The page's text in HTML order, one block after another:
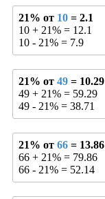
21% от 10 = 2.1
10 + 21% = 12.1
10 - 21% = 7.9
21% от 49 = 10.29
49 + 21% = 59.29
49 - 21% = 38.71
21% от 66 = 13.86
66 + 21% = 79.86
66 - 21% = 52.14